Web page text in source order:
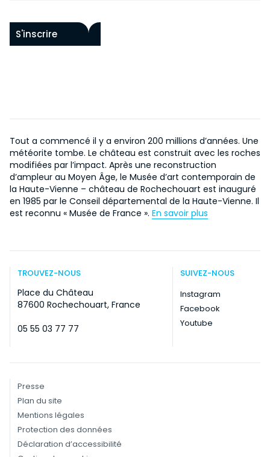
DEVENIR MÉCÈNE
S'inscrire
Tout a commencé il y a environ 200 millions d’années. Une
météorite tombe. Le château est construit avec les roches
modifiées par l’impact. Après une reconstruction
d’ampleur au Moyen Âge, le Musée d’art contemporain de
la Haute-Vienne – château de Rochechouart est inauguré
en 1985 par le Conseil départemental de la Haute-Vienne. Il
est reconnu « Musée de France ». En savoir plus
TROUVEZ-NOUS
Place du Château
87600 Rochechouart, France
05 55 03 77 77
SUIVEZ-NOUS
Instagram
Facebook
Youtube
Presse
Plan du site
Mentions légales
Protection des données
Déclaration d’accessibilité